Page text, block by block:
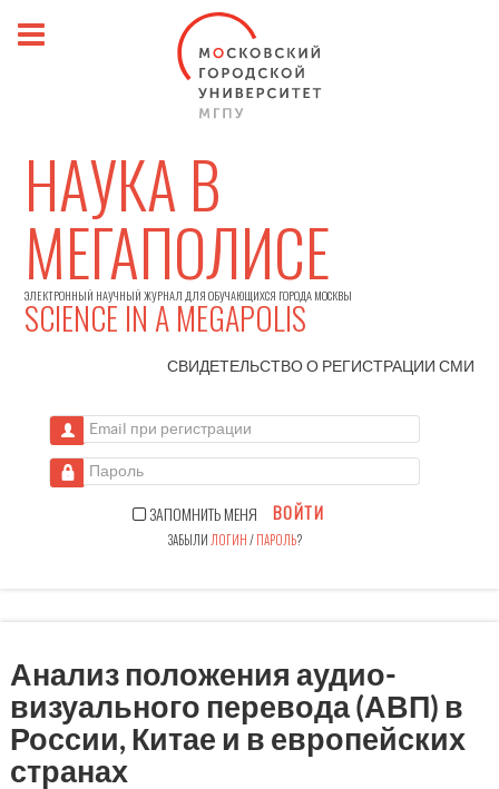
НАУКА В
МЕГАПОЛИСЕ
ЭЛЕКТРОННЫЙ НАУЧНЫЙ ЖУРНАЛ ДЛЯ ОБУЧАЮЩИХСЯ ГОРОДА МОСКВЫ
SCIENCE IN A MEGAPOLIS
СВИДЕТЕЛЬСТВО О РЕГИСТРАЦИИСМИ
Email при регистрации
Пароль
ЗАПОМНИТЬ МЕНЯ ВОЙТИ
ЗАБЫЛИ ЛОГИН/ПАРОЛЬ?
Анализ положения аудио-
визуального перевода (АВП) в
России, Китае и в европейских
странах